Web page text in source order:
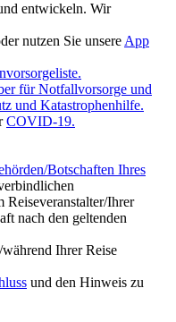
entwickeln. Wir
nutzen Sie unsere App
für Notfallvorsorge und
und Katastrophenhilfe.
COVID-19.
Botschaften Ihres
Reiseveranstalter/Ihrer
nach den geltenden
Ihrer Reise
und den Hinweis zu